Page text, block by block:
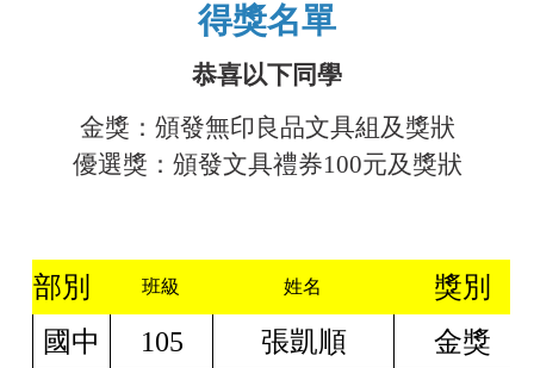
得獎名單
恭喜以下同學
金獎：頒發無印良品文具組及獎狀
優選獎 ： 頒發文具禮券100元及獎狀
部別 班級 姓名
獎別
國中
105 張凱順
金獎